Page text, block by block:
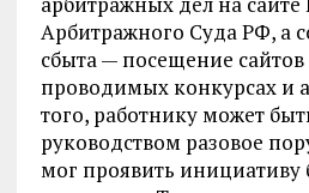
Арбитражного Суда РФ, а
сбыта — посещение
проводимых конкурсах и
того, работнику может
руководством разовое
мог проявить инициативу